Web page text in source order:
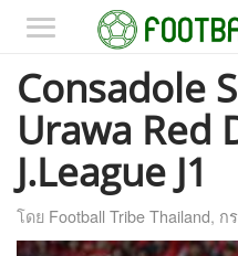
Consadole
Urawa Red
J.League J1
โดย Football Tribe Thailand, ก